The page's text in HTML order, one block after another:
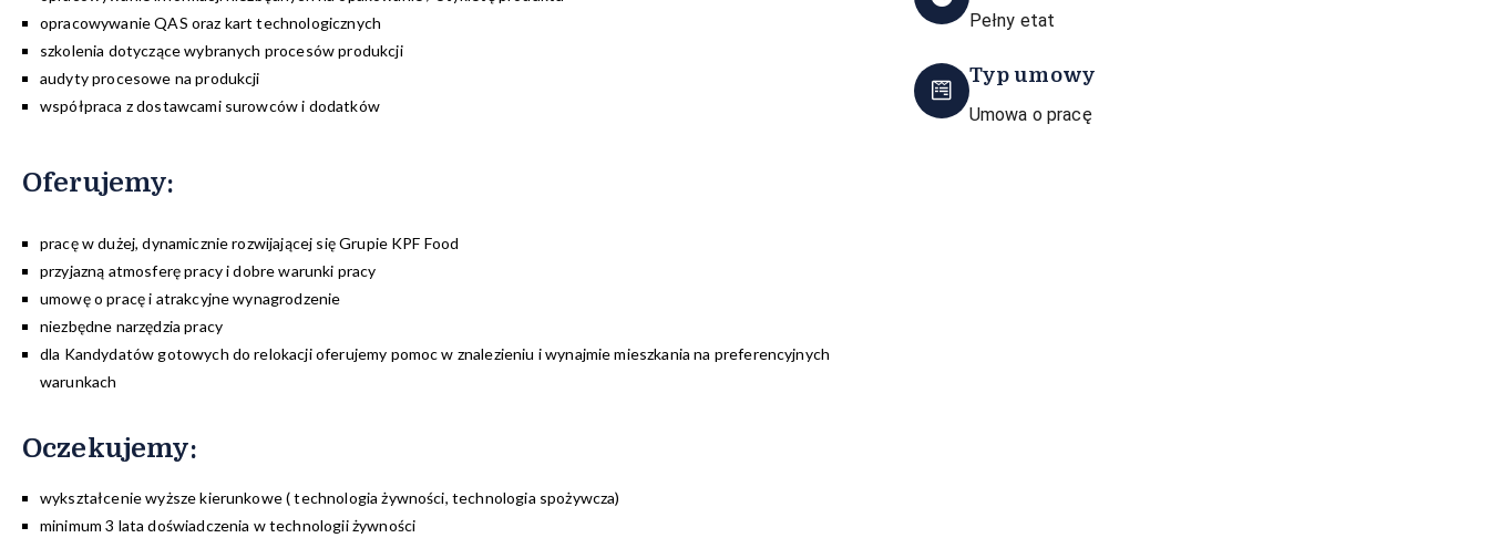
opracowywanie QAS oraz kart technologicznych
szkolenia dotyczące wybranych procesów produkcji
audyty procesowe na produkcji
współpraca z dostawcami surowców i dodatków
Oferujemy:
pracę w dużej, dynamicznie rozwijającej się Grupie KPF Food
przyjazną atmosferę pracy i dobre warunki pracy
umowę o pracę i atrakcyjne wynagrodzenie
niezbędne narzędzia pracy
dla Kandydatów gotowych do relokacji oferujemy pomoc w znalezieniu i wynajmie mieszkania na preferencyjnych
warunkach
Oczekujemy:
wykształcenie wyższe kierunkowe ( technologia żywności, technologia spożywcza)
minimum 3 lata doświadczenia w technologii żywności
Pełny etat
Typ umowy
Umowa o pracę